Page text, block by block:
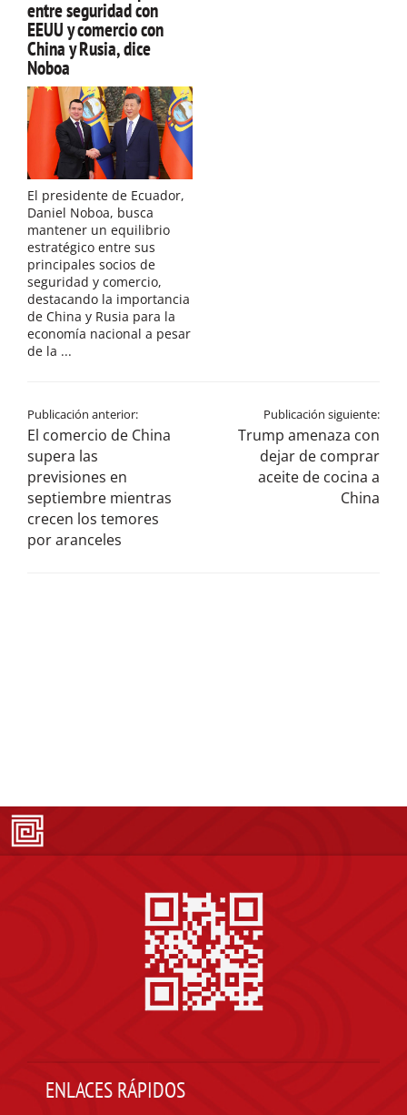
entre seguridad con
EEUU y comercio con
China y Rusia, dice
Noboa
El presidente de Ecuador,
Daniel Noboa, busca
mantener un equilibrio
estratégico entre sus
principales socios de
seguridad y comercio,
destacando la importancia
de China y Rusia para la
economía nacional a pesar
de la ...
Publicación anterior:
El comercio de China
supera las
previsiones en
septiembre mientras
crecen los temores
por aranceles
Publicación siguiente:
Trump amenaza con
dejar de comprar
aceite de cocina a
China
ENLACES RÁPIDOS